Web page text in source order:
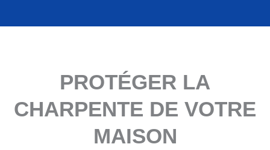
PROTÉGER LA
CHARPENTE DE VOTRE
MAISON